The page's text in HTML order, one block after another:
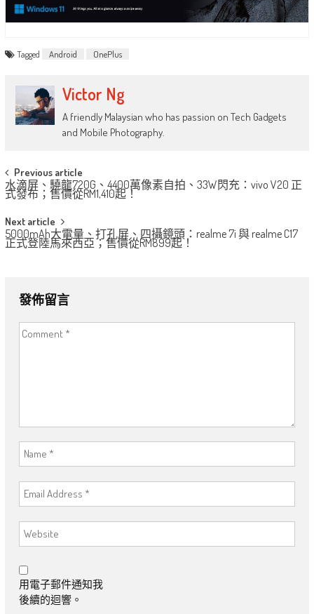
Tagged Android OnePlus
Victor Ng
A friendly Malaysian who has passion on Tech Gadgets
and Mobile Photography.
Post
navigation
Previous article
水滴屏、驍龍720G、4400萬像素自拍、33W閃充：vivo V20 正
式發布；售價從RM1,410起！
Next article
5000mAh大電量、打孔屏、四攝鏡頭：realme 7i 與 realme C17
正式登陸馬來西亞；售價從RM899起！
發佈留言
用電子郵件通知我
後續的迴響。